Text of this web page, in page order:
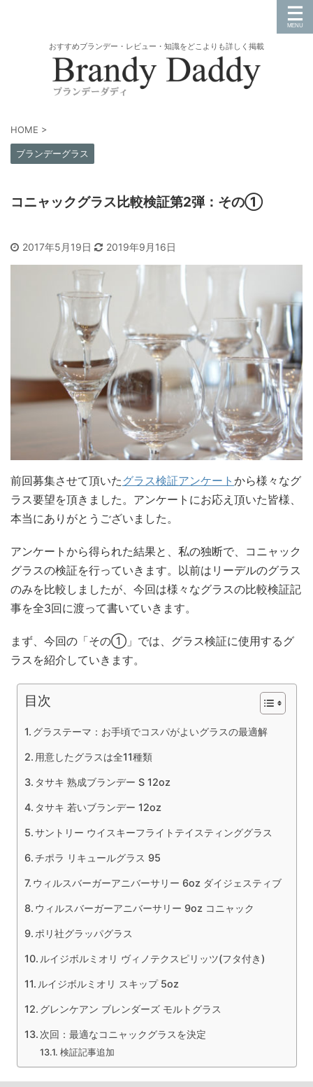
おすすめブランデー・レビュー・知識をどこよりも詳しく掲載
HOME >
ブランデーグラス
コニャックグラス比較検証第2弾：その①
2017年5月19日 2019年9月16日
前回募集させて頂いたグラス検証アンケート から様々なグ
ラス要望を頂きました。アンケートにお応え頂いた皆様、
本当にありがとうございました。
アンケートから得られた結果と、私の独断で、コニャック
グラスの検証を行っていきます。以前はリーデルのグラス
のみを比較しましたが、今回は様々なグラスの比較検証記
事を全3回に渡って書いていきます。
まず、今回の「その①」では、グラス検証に使用するグ
ラスを紹介していきます。
目次
グラステーマ：お手頃でコスパがよいグラスの最適解
用意したグラスは全11種類
タサキ 熟成ブランデー S 12oz
タサキ 若いブランデー 12oz
サントリー ウイスキーフライトテイスティンググラス
チポラ リキュールグラス 95
ウィルスバーガーアニバーサリー 6oz ダイジェスティブ
ウィルスバーガーアニバーサリー 9oz コニャック
ポリ社グラッパグラス
ルイジボルミオリ ヴィノテクスピリッツ(フタ付き)
ルイジボルミオリ スキップ 5oz
グレンケアン ブレンダーズ モルトグラス
次回：最適なコニャックグラスを決定
検証記事追加